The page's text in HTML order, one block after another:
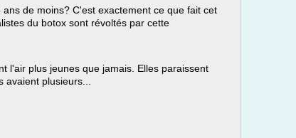
de moins? C'est exactement ce que fait cet
du botox sont révoltés par cette
l'air plus jeunes que jamais. Elles paraissent
plusieurs...